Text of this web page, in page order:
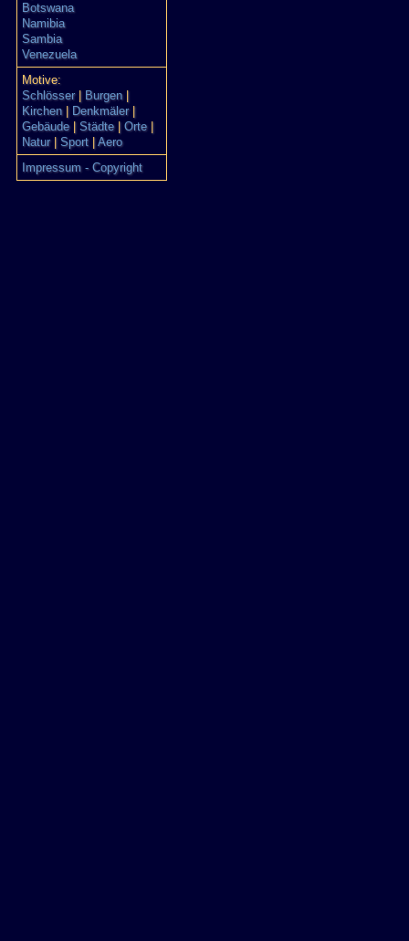
Botswana
Namibia
Sambia
Venezuela
Motive:
Schlösser| Burgen|
Kirchen| Denkmäler|
Gebäude| Städte| Orte|
Natur| Sport
Aero
Impressum - Copyright